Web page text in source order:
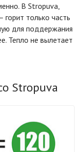
В Stropuva,
горит только часть
для поддержания
Тепло не вылетает
Stropuva